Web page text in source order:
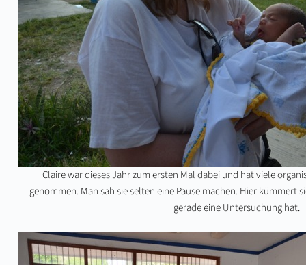
Claire war dieses Jahr zum ersten Mal dabei und hat viele
genommen. Man sah sie selten eine Pause machen. Hier kümmert
gerade eine Untersuchung hat.